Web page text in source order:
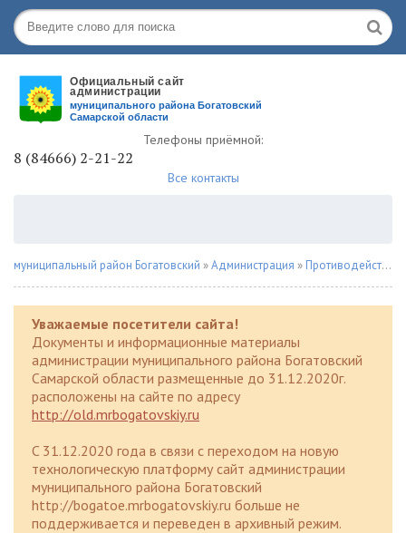
Телефоны приёмной:
8 (84666) 2-21-22
Все контакты
муниципальный район Богатовский »Администрация » Противодействие коррупции
Уважаемые посетители сайта!
Документы и информационные материалы
администрации муниципального района Богатовский
Самарской области размещенные до 31.12.2020г.
расположены на сайте по адресу
http://old.mrbogatovskiy.ru
C 31.12.2020 года в связи с переходом на новую
технологическую платформу сайт администрации
муниципального района Богатовский
http://bogatoe.mrbogatovskiy.ru больше не
поддерживается и переведен в архивный режим.